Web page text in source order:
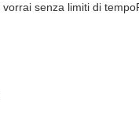
senza limiti di